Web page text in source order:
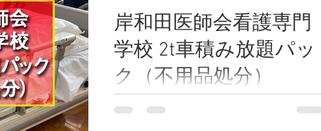
物量が多く、他...
岸和田医師会看護専門
学校 2t車積み放題パッ
ク（不用品処分）
岸和田市にある岸和田医師会看護専門学